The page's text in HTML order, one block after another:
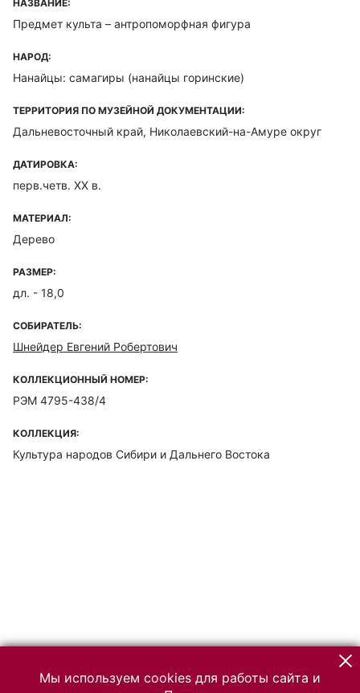
НАЗВАНИЕ:
Предмет культа – антропоморфная фигура
НАРОД:
Нанайцы: самагиры (нанайцы горинские)
ТЕРРИТОРИЯ ПО МУЗЕЙНОЙ ДОКУМЕНТАЦИИ:
Дальневосточный край, Николаевский-на-Амуре округ
ДАТИРОВКА:
перв.четв. XX в.
МАТЕРИАЛ:
Дерево
РАЗМЕР:
дл. - 18,0
СОБИРАТЕЛЬ:
Шнейдер Евгений Робертович
КОЛЛЕКЦИОННЫЙ НОМЕР:
РЭМ 4795-438/4
КОЛЛЕКЦИЯ:
Культура народов Сибири и Дальнего Востока
Мы используем cookies для работы сайта и